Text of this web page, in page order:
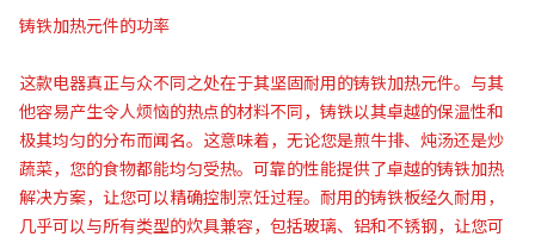
铸铁加热元件的功率
这款电器真正与众不同之处在于其坚固耐用的铸铁加热元件。与其
他容易产生令人烦恼的热点的材料不同，铸铁以其卓越的保温性和
极其均匀的分布而闻名。这意味着，无论您是煎牛排、炖汤还是炒
蔬菜，您的食物都能均匀受热。可靠的性能提供了卓越的铸铁加热
解决方案，让您可以精确控制烹饪过程。耐用的铸铁板经久耐用，
几乎可以与所有类型的炊具兼容，包括玻璃、铝和不锈钢，让您可